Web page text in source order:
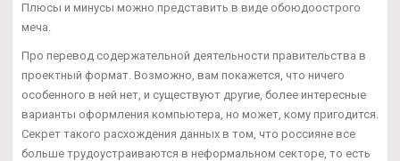
Плюсы и минусы можно представить в виде обоюдоострого
меча.
Про перевод содержательной деятельности правительства в
проектный формат. Возможно, вам покажется, что ничего
особенного в ней нет, и существуют другие, более интересные
варианты оформления компьютера, но может, кому пригодится.
Секрет такого расхождения данных в том, что россияне все
больше трудоустраиваются в неформальном секторе, то есть